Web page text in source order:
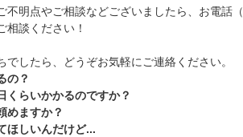
不明点やご相談などございましたら、お電話（
相談ください！
したら、どうぞお気軽にご連絡ください。
の？
くらいかかるのですか？
めますか？
ほしいんだけど...